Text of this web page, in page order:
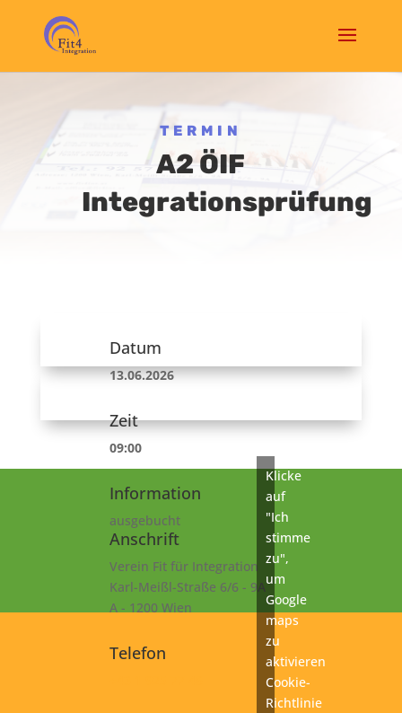
TERMIN
A2 ÖIF
Integrationsprüfung
Datum
13.06.2026
Zeit
09:00
Information
ausgebucht
Anschrift
Verein Fit für Integration
Karl-Meißl-Straße 6/6 - 9A
A - 1200 Wien
Telefon
Klicke
auf
"Ich
stimme
zu",
um
Google
maps
zu
aktivieren
Cookie-
Richtlinie